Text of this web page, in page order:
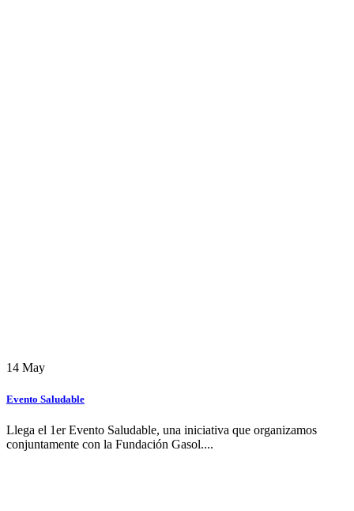
14 May
Evento Saludable
Llega el 1er Evento Saludable, una iniciativa que organizamos
conjuntamente con la Fundación Gasol....